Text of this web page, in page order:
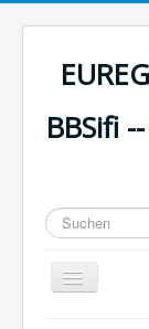
BBSifi
Suchen
...
Navigation
an/aus